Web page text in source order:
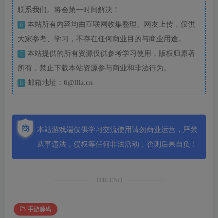
联系我们。将会第一时间解决！
6
本站所有内容均由互联网收集整理、网友上传，仅供
大家参考、学习，不存在任何商业目的与商业用途。
7
本站提供的所有资源仅供参考学习使用，版权归原著
所有，禁止下载本站资源参与商业和非法行为。
8 邮箱地址：0@llla.cn
本站游戏端仅供学习交流使用请勿商业运营，严禁
从事违法，侵权等任何非法活动，否则后果自负！
THE END
手游源码